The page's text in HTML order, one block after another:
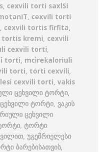
, cexvili torti saxlSi
, cexvili torti
, cexvili tortis firfita,
tortis kremi, cexvili
cexvili torti,
torti, mcirekaloriuli
torti, torti cexvili,
cexvili torti, vakis
ცეხვილი ტორტი,
ტორტი, ვაკის
ცეხვილი
, ტორტი
, უგემრიელესი
ბარებისათვის,